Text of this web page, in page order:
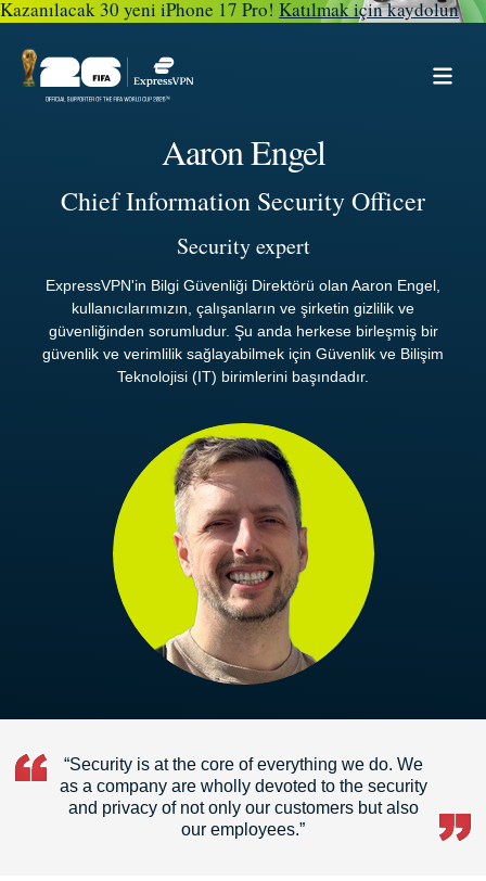
Kazanılacak 30 yeni iPhone 17 Pro! Katılmak için kaydolun
Aaron Engel
Chief Information Security Officer
Security expert
ExpressVPN'in Bilgi Güvenliği Direktörü olan Aaron Engel,
kullanıcılarımızın, çalışanların ve şirketin gizlilik ve
güvenliğinden sorumludur. Şu anda herkese birleşmiş bir
güvenlik ve verimlilik sağlayabilmek için Güvenlik ve Bilişim
Teknolojisi (IT) birimlerini başındadır.
“Security is at the core of everything we do. We
as a company are wholly devoted to the security
and privacy of not only our customers but also
our employees.”